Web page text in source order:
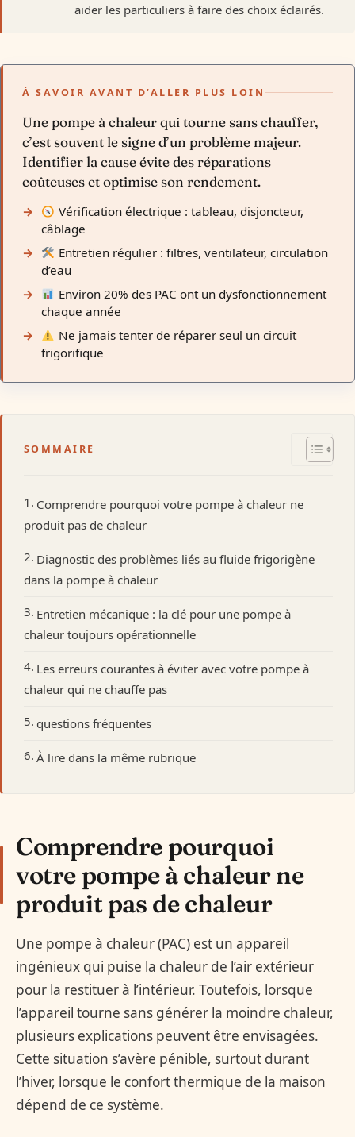
aider les particuliers à faire des choix éclairés.
À SAVOIR AVANT D’ALLER PLUS LOIN
Une pompe à chaleur qui tourne sans chauffer,
c’est souvent le signe d’un problème majeur.
Identifier la cause évite des réparations
coûteuses et optimise son rendement.
Vérification électrique : tableau, disjoncteur,
câblage
Entretien régulier : filtres, ventilateur, circulation
d’eau
Environ 20% des PAC ont un dysfonctionnement
chaque année
Ne jamais tenter de réparer seul un circuit
frigorifique
SOMMAIRE
Comprendre pourquoi votre pompe à chaleur ne
produit pas de chaleur
Diagnostic des problèmes liés au fluide frigorigène
dans la pompe à chaleur
Entretien mécanique : la clé pour une pompe à
chaleur toujours opérationnelle
Les erreurs courantes à éviter avec votre pompe à
chaleur qui ne chauffe pas
questions fréquentes
À lire dans la même rubrique
Comprendre pourquoi
votre pompe à chaleur ne
produit pas de chaleur
Une pompe à chaleur (PAC) est un appareil
ingénieux qui puise la chaleur de l’air extérieur
pour la restituer à l’intérieur. Toutefois, lorsque
l’appareil tourne sans générer la moindre chaleur,
plusieurs explications peuvent être envisagées.
Cette situation s’avère pénible, surtout durant
l’hiver, lorsque le confort thermique de la maison
dépend de ce système.